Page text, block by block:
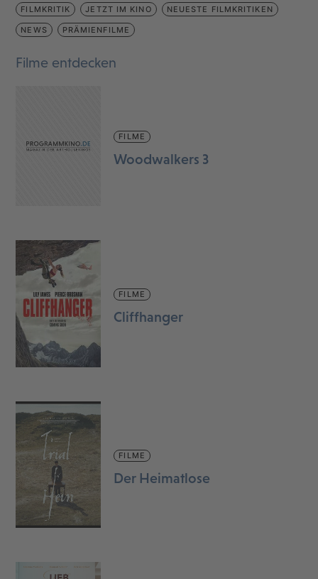
FILMKRITIK JETZT IM KINO NEUESTE FILMKRITIKEN
NEWS PRÄMIENFILME
Filme entdecken
FILME
Woodwalkers 3
FILME
Cliffhanger
FILME
Der Heimatlose